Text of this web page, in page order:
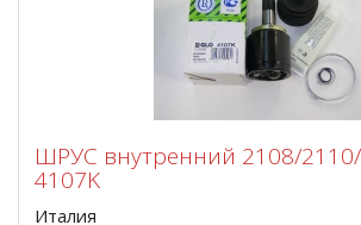
ШРУС внутренний 2108/
4107K
Италия